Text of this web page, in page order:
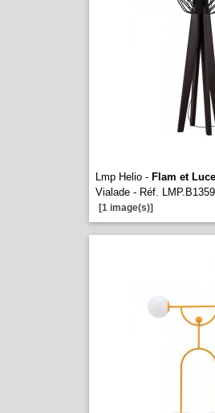
Lmp Helio - Flam et Luce
Vialade - Réf.
[1 image(s)]